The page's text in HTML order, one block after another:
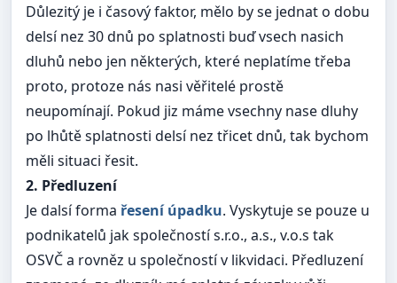
Důlezitý je i časový faktor, mělo by se jednat o dobu
delsí nez 30 dnů po splatnosti buď vsech nasich
dluhů nebo jen některých, které neplatíme třeba
proto, protoze nás nasi věřitelé prostě
neupomínají. Pokud jiz máme vsechny nase dluhy
po lhůtě splatnosti delsí nez třicet dnů, tak bychom
měli situaci řesit.
2. Předluzení
Je dalsí forma řesení úpadku. Vyskytuje se pouze u
podnikatelů jak společností s.r.o., a.s., v.o.s tak
OSVČ a rovněz u společností v likvidaci. Předluzení